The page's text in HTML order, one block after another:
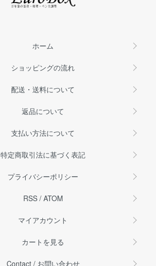
ホーム
ショッピングの流れ
配送・送料について
返品について
支払い方法について
特定商取引法に基づく表記
プライバシーポリシー
RSS/ ATOM
マイアカウント
カートを見る
Contact / お問い合わせ